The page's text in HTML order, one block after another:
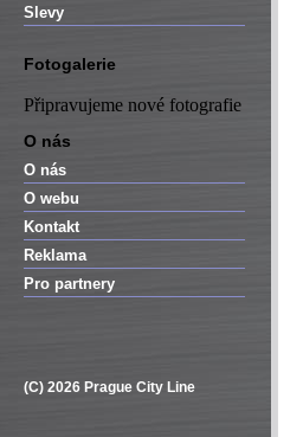
Slevy
Fotogalerie
Připravujeme nové fotografie
O nás
O nás
O webu
Kontakt
Reklama
Pro partnery
(C) 2026 Prague City Line